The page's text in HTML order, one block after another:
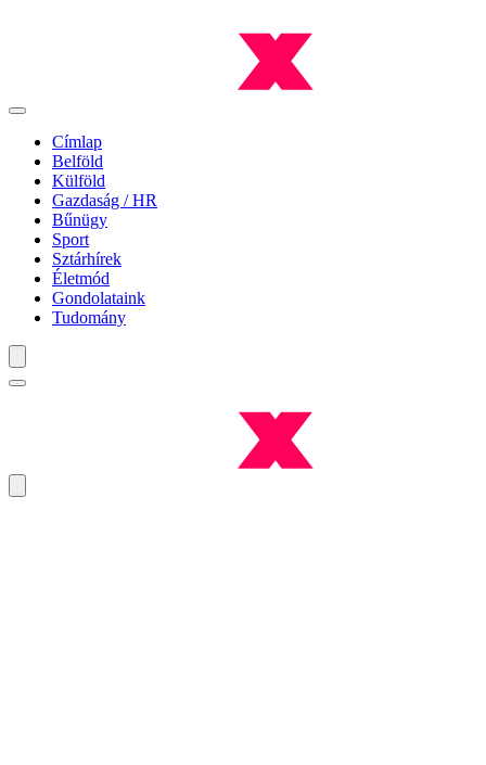
Címlap
Belföld
Külföld
Gazdaság / HR
Bűnügy
Sport
Sztárhírek
Életmód
Gondolataink
Tudomány